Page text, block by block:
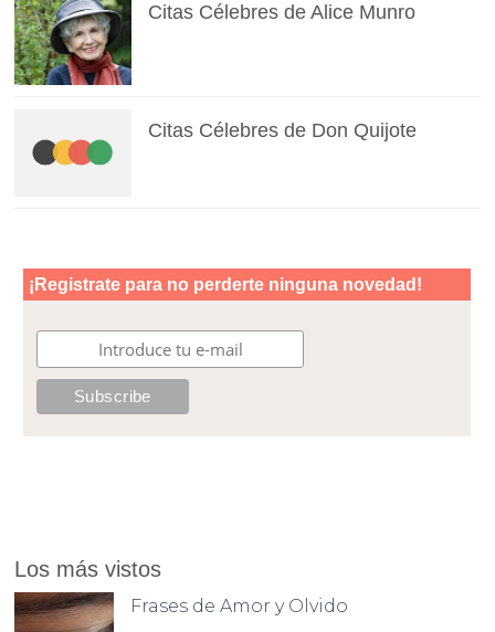
Citas Célebres de Alice Munro
Citas Célebres de Don Quijote
Los más vistos
Frases de Amor y Olvido